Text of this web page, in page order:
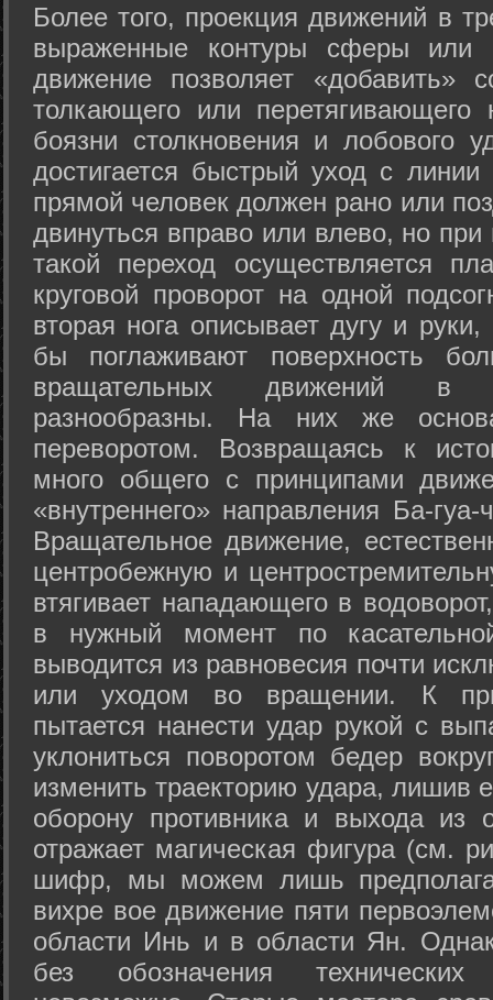
Более того, проекция движений в
выраженные контуры сферы или
движение позволяет «добавить»
толкающего или перетягивающего
боязни столкновения и лобового
достигается быстрый уход с
прямой человек должен рано или
двинуться вправо или влево, но
такой переход осуществляется
круговой проворот на одной
вторая нога описывает дугу и
бы поглаживают поверхность
вращательных движений в
разнообразны. На них же
переворотом. Возвращаясь к
много общего с принципами
«внутреннего» направления Ба-
Вращательное движение,
центробежную и
втягивает нападающего в
в нужный момент по
выводится из равновесия почти
или уходом во вращении. К
пытается нанести удар рукой с
уклониться поворотом бедер
изменить траекторию удара, лишив
оборону противника и выхода из
отражает магическая фигура (см.
шифр, мы можем лишь
вихре вое движение пяти
области Инь и в области Ян.
без обозначения